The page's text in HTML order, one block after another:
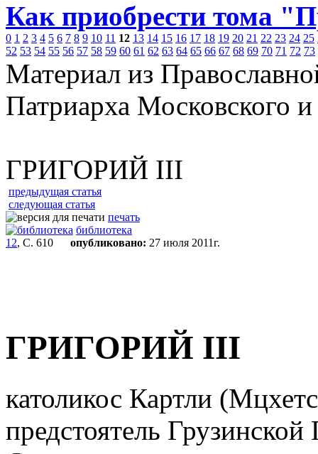
Как приобрести тома
0 1 2 3 4 5 6 7 8 9 10 11 12 13 14 15 16 17 18 19 20 21 22 23 24 25
52 53 54 55 56 57 58 59 60 61 62 63 64 65 66 67 68 69 70 71 72 73
Материал из
Патриарха Московского
ГРИГОРИЙ III
предыдущая статья
следующая статья
печать
библиотека
12, С. 610 опубликовано: 27 июля 2011г.
ГРИГОРИЙ III
католикос Картли
предстоятель